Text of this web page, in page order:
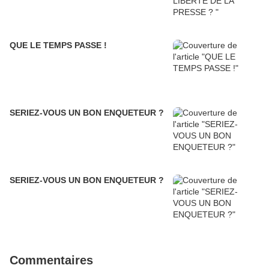
QUE LE TEMPS PASSE !
SERIEZ-VOUS UN BON ENQUETEUR ?
SERIEZ-VOUS UN BON ENQUETEUR ?
Commentaires